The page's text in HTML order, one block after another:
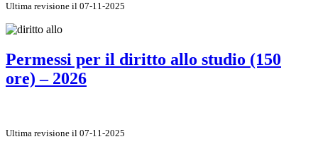
Ultima revisione il 07-11-2025
Permessi per il diritto allo studio (150
ore) – 2026
Ultima revisione il 07-11-2025